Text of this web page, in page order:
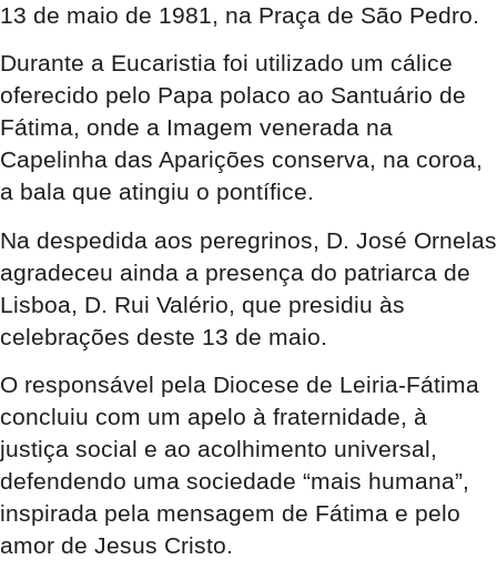
13 de maio de 1981, na Praça de São Pedro.
Durante a Eucaristia foi utilizado um cálice
oferecido pelo Papa polaco ao Santuário de
Fátima, onde a Imagem venerada na
Capelinha das Aparições conserva, na coroa,
a bala que atingiu o pontífice.
Na despedida aos peregrinos, D. José Ornelas
agradeceu ainda a presença do patriarca de
Lisboa, D. Rui Valério, que presidiu às
celebrações deste 13 de maio.
O responsável pela Diocese de Leiria-Fátima
concluiu com um apelo à fraternidade, à
justiça social e ao acolhimento universal,
defendendo uma sociedade “mais humana”,
inspirada pela mensagem de Fátima e pelo
amor de Jesus Cristo.